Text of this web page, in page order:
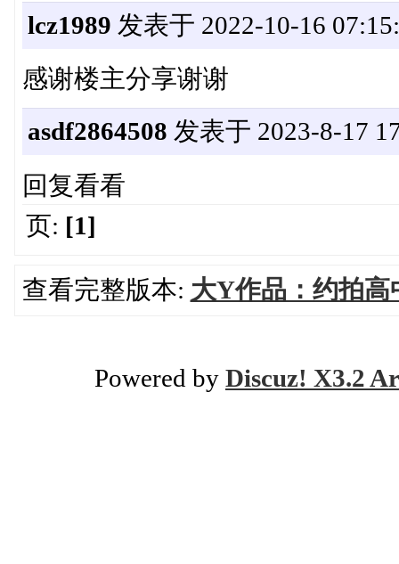
lcz1989 发表于 2022-10-16
感谢楼主分享谢谢
asdf2864508 发表于 2023-8-17
回复看看
页: [1]
查看完整版本: 大Y作品：约拍
Powered by Discuz! X3.2